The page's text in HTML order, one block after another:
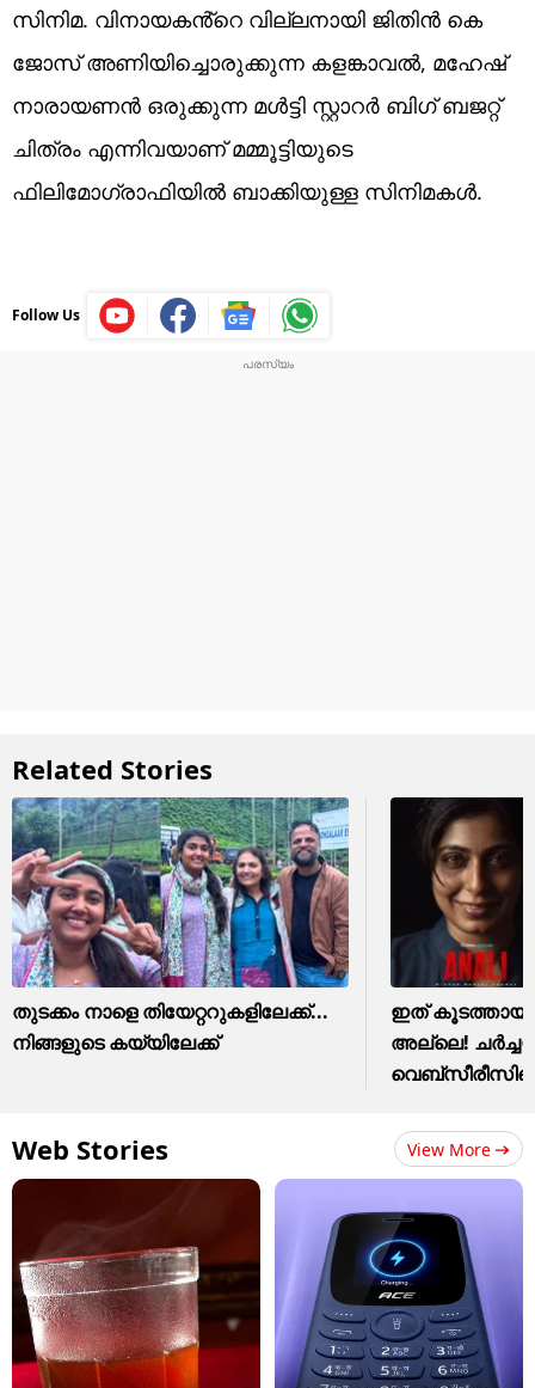
സിനിമ. വിനായകൻ്റെ വില്ലനായി ജിതിൻ കെ
ജോസ് അണിയിച്ചൊരുക്കുന്ന കളങ്കാവൽ, മഹേഷ്
നാരായണൻ ഒരുക്കുന്ന മൾട്ടി സ്റ്റാറർ ബിഗ് ബജറ്റ്
ചിത്രം എന്നിവയാണ് മമ്മൂട്ടിയുടെ
ഫിലിമോഗ്രാഫിയിൽ ബാക്കിയുള്ള സിനിമകൾ.
Follow Us
Related Stories
തുടക്കം നാളെ തിയേറ്ററുകളിലേക്ക്...
നിങ്ങളുടെ കയ്യിലേക്ക്
ഇത് കൂടത്തായി
അല്ലെ!
Web Stories View More